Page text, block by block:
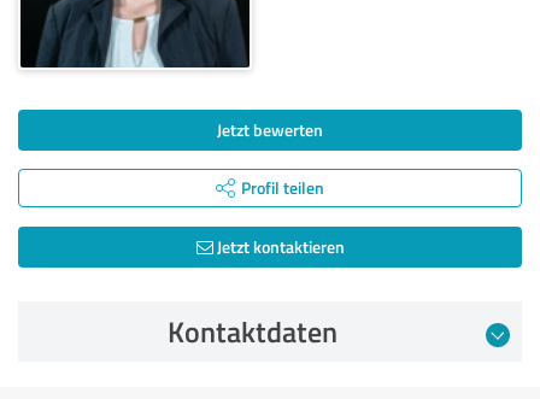
Jetzt bewerten
Profil teilen
Jetzt kontaktieren
Kontaktdaten